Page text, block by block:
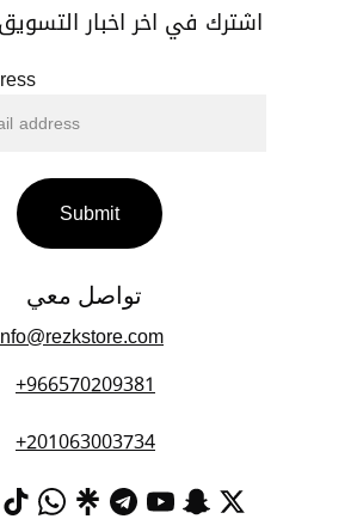
تواصل معي
اشترك في اخر اخبار
+966570209381
+201063003734
Submit